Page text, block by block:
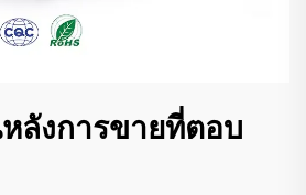
ลังการขายที่ตอบ